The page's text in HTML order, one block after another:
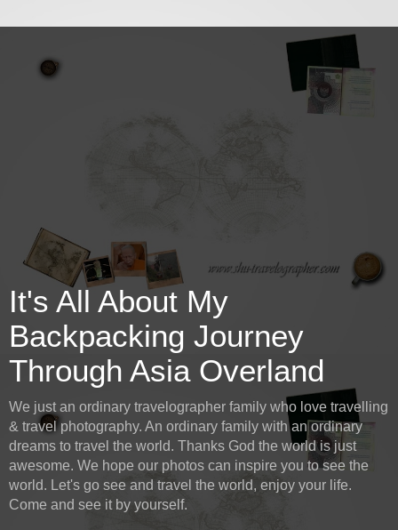
It's All About My
Backpacking Journey
Through Asia Overland
We just an ordinary travelographer family who love travelling
& travel photography. An ordinary family with an ordinary
dreams to travel the world. Thanks God the world is just
awesome. We hope our photos can inspire you to see the
world. Let's go see and travel the world, enjoy your life.
Come and see it by yourself.